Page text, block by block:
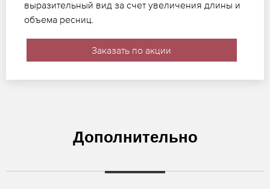
выразительный вид за счет увеличения длины и
объема ресниц.
Заказать по акции
Дополнительно